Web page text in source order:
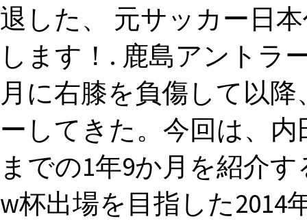
退した、 元サッカー日
します！. 鹿島アントラ
月に右膝を負傷して以
ーしてきた。今回は、
までの1年9か月を紹介
w杯出場を目指した2014